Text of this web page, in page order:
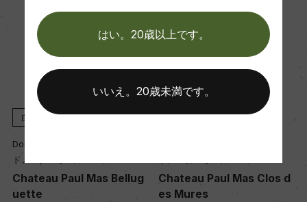
年間生産量
6000
栽培面積
38ha
38hl/ha
白 2024
Domaines Paul Mas
ドメーヌ・ポール・マス
Chateau Paul Mas Bellug
uette
赤 2023
Chateau Paul Mas Clos d
es Mures
はい。20歳以上です。
いいえ。20歳未満です。